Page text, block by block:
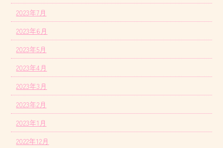
2023年7月
2023年6月
2023年5月
2023年4月
2023年3月
2023年2月
2023年1月
2022年12月